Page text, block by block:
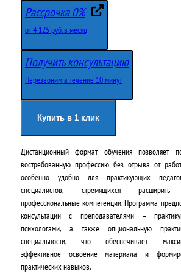
р
в
о
ч
а
л
ь
н
а
я
е
к
у
щ
я
ц
е
н
:
4
9
Рассрочка 0%
от 4 125 руб. в месяц
Получить консультацию
Перезвоним в течение 10 минут
Купить в 1 клик
Дистанционный формат обучения позволяет
востребованную профессию без отрыва от
особенно удобно для практикующих
специалистов, стремящихся
профессиональные компетенции. Программа
консультации с преподавателями –
психологами, а также опциональную
специальности, что обеспечивает
эффективное освоение материала и
практических навыков.